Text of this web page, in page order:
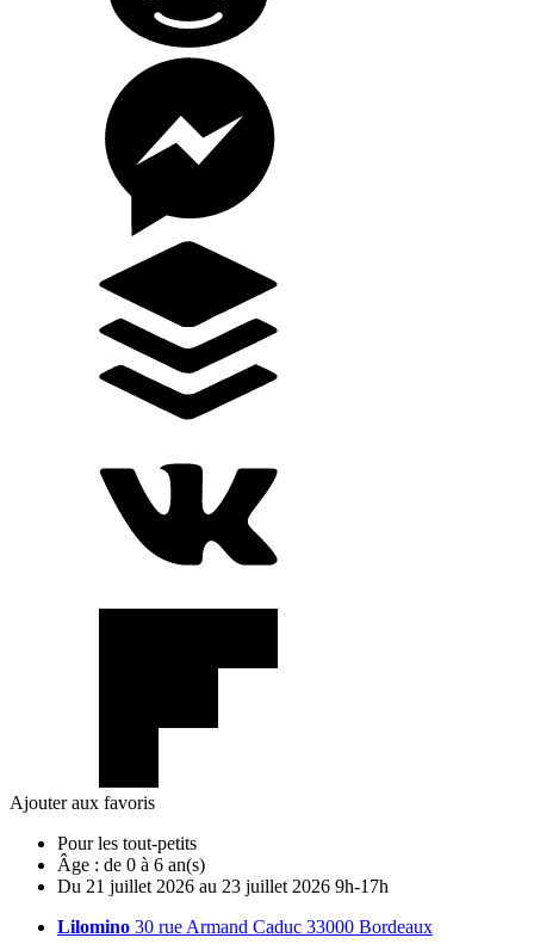
Ajouter aux favoris
Pour les tout-petits
Âge : de 0 à 6 an(s)
Du 21 juillet 2026 au 23 juillet 2026 9h-17h
Lilomino 30 rue Armand Caduc 33000 Bordeaux